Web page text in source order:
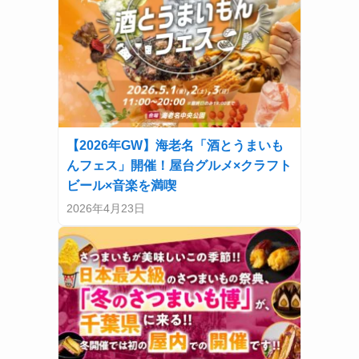
【2026年GW】海老名「酒とうまいも
んフェス」開催！屋台グルメ×クラフト
ビール×音楽を満喫
2026年4月23日